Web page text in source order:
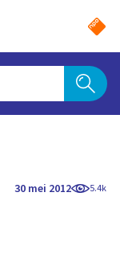
30 mei 2012 5.4k